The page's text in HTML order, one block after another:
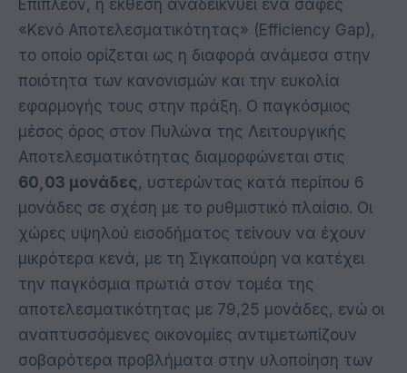
Επιπλέον, η έκθεση αναδεικνύει ένα σαφές
«Κενό Αποτελεσματικότητας» (Efficiency Gap),
το οποίο ορίζεται ως η διαφορά ανάμεσα στην
ποιότητα των κανονισμών και την ευκολία
εφαρμογής τους στην πράξη. Ο παγκόσμιος
μέσος όρος στον Πυλώνα της Λειτουργικής
Αποτελεσματικότητας διαμορφώνεται στις
60,03 μονάδες, υστερώντας κατά περίπου 6
μονάδες σε σχέση με το ρυθμιστικό πλαίσιο. Οι
χώρες υψηλού εισοδήματος τείνουν να έχουν
μικρότερα κενά, με τη Σιγκαπούρη να κατέχει
την παγκόσμια πρωτιά στον τομέα της
αποτελεσματικότητας με 79,25 μονάδες, ενώ οι
αναπτυσσόμενες οικονομίες αντιμετωπίζουν
σοβαρότερα προβλήματα στην υλοποίηση των